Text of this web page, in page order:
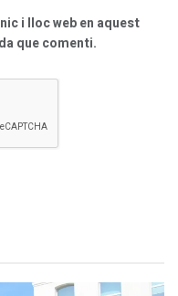
i lloc web en aquest
que comenti.